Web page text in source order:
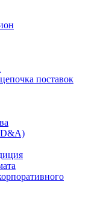
поставок